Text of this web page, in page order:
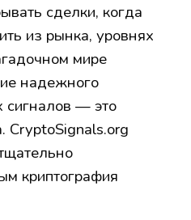
сделки, когда
из рынка, уровнях
мире
надежного
сигналов — это
CryptoSignals.org
криптография